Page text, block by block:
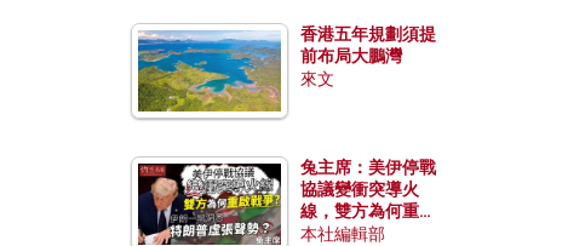
香港五年規劃須提
前布局大鵬灣
來文
兔主席：美伊停戰
協議變衝突導火
線，雙方為何重啟
戰爭？伊朗一早洞
本社編輯部